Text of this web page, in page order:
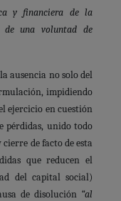
y financiera de la
de una voluntad de
ausencia no solo del
impidiendo
ejercicio en cuestión
pérdidas, unido todo
de facto de esta
que reducen el
del capital social)
de disolución“al